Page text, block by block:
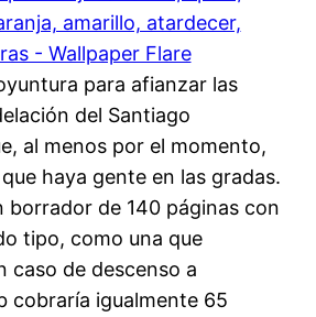
para afianzar las
del Santiago
al menos por el momento,
haya gente en las gradas.
borrador de 140 páginas con
tipo, como una que
caso de descenso a
cobraría igualmente 65